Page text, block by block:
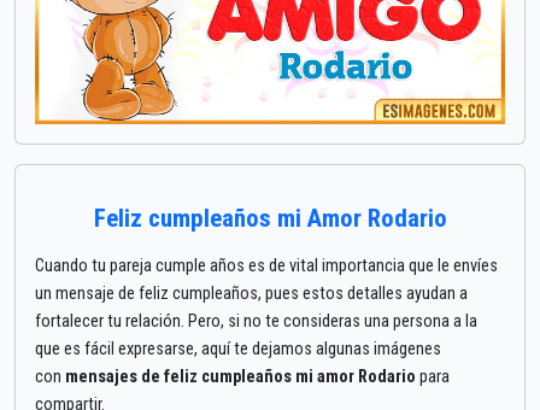
Feliz cumpleaños mi Amor Rodario
Cuando tu pareja cumple años es de vital importancia que le envíes
un mensaje de feliz cumpleaños, pues estos detalles ayudan a
fortalecer tu relación. Pero, si no te consideras una persona a la
que es fácil expresarse, aquí te dejamos algunas imágenes
con mensajes de feliz cumpleaños mi amor Rodario para
compartir.